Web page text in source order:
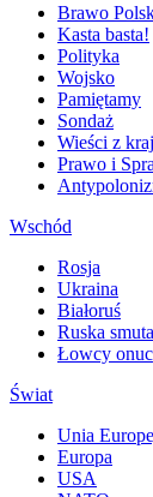
Brawo
Kasta basta!
Polityka
Wojsko
Pamiętamy
Sondaż
Wieści z
Prawo i
Wschód
Rosja
Ukraina
Białoruś
Ruska smuta
Łowcy onuc
Świat
Unia
Europa
USA